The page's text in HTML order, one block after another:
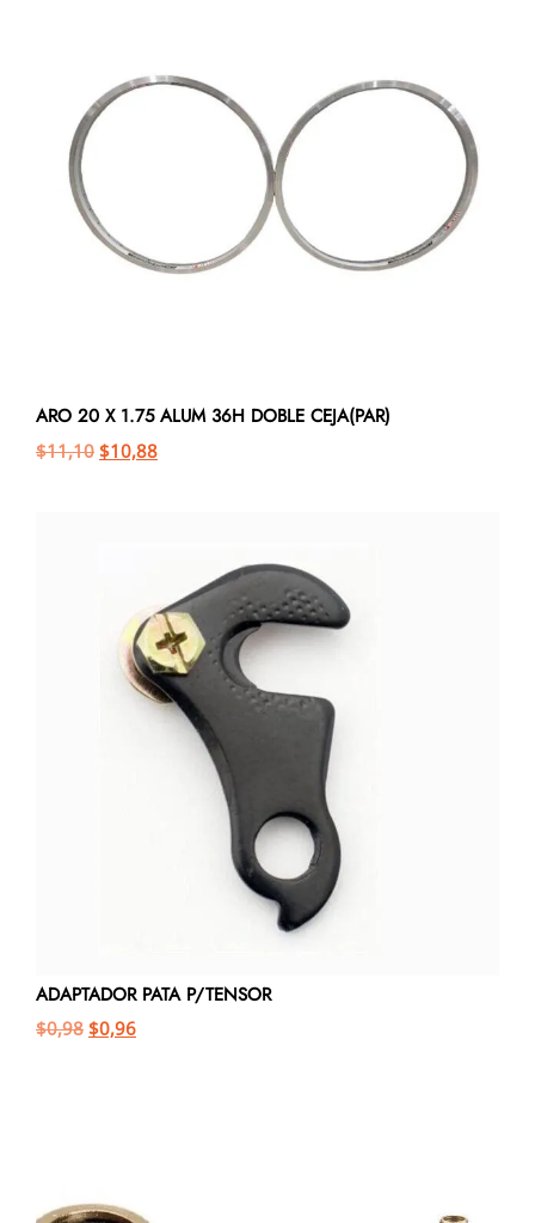
ARO 20 X 1.75 ALUM 36H DOBLE CEJA(PAR)
$11,10 $10,88
ADAPTADOR PATA P/TENSOR
$0,98 $0,96